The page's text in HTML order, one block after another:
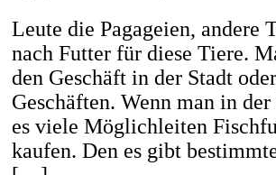
Leute die Pagageien, andere
nach Futter für diese Tiere.
den Geschäft in der Stadt
Geschäften. Wenn man in
es viele Möglichleiten
kaufen. Den es gibt